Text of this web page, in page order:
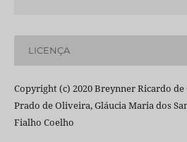
LICENÇA
Copyright (c) 2020 Breynner Ricardo
Prado de Oliveira, Gláucia Maria dos
Fialho Coelho